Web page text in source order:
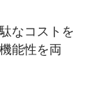
駄なコストを
能性を両